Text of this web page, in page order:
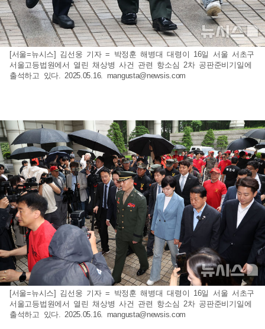
[서울=뉴시스] 김선웅 기자 = 박정훈 해병대 대령이 16일 서울 서초구
서울고등법원에서 열린 채상병 사건 관련 항소심 2차 공판준비기일에
출석하고 있다. 2025.05.16. mangusta@newsis.com
[서울=뉴시스] 김선웅 기자 = 박정훈 해병대 대령이 16일 서울 서초구
서울고등법원에서 열린 채상병 사건 관련 항소심 2차 공판준비기일에
출석하고 있다. 2025.05.16. mangusta@newsis.com